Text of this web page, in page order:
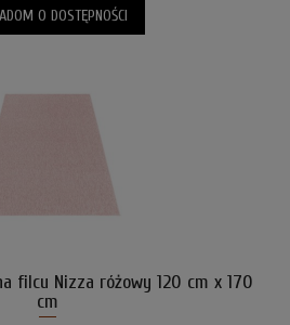
O DOSTĘPNOŚCI
filcu Nizza różowy 120 cm x 170
cm